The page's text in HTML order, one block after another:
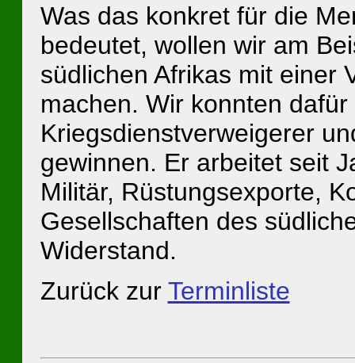
Was das konkret für die
bedeutet, wollen wir am
südlichen Afrikas mit einer
machen. Wir konnten
Kriegsdienst­verweigerer
gewinnen. Er arbeitet seit
Militär, Rüstungsexporte,
Gesellschaften des
Widerstand.
Zurück zur Terminliste